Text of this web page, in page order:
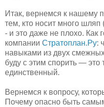
Итак, вернемся к нашему
тем, кто носит много
- и это даже не плохо. Как
компании Стратоплан.Ру:
навыками из двух
буду с этим спорить — это
единственный.
Вернемся к вопросу,
Почему опасно быть